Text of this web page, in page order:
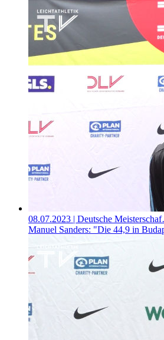
08.07.2023 | Deutsche
Manuel Sanders: "Die 44,9 in